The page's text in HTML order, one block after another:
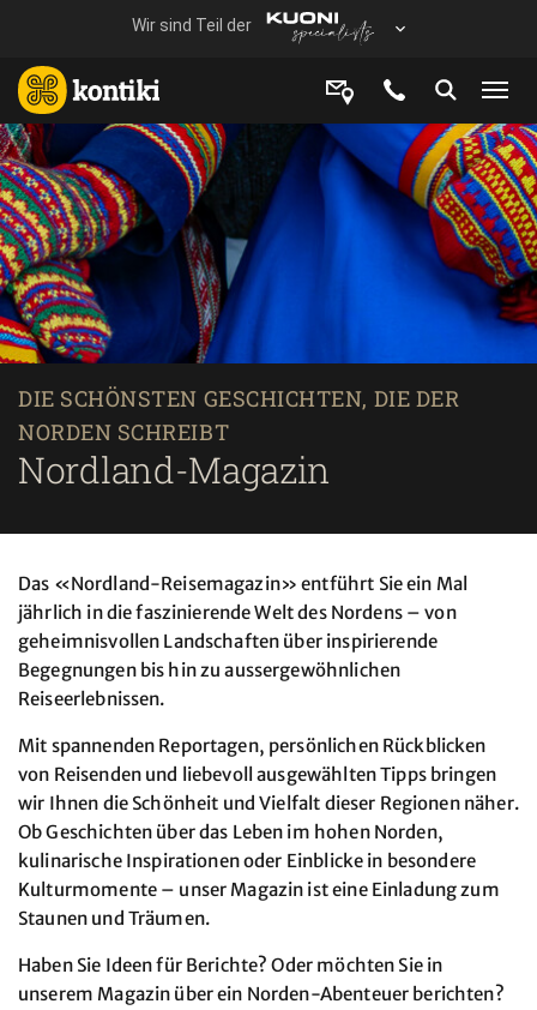
DIE SCHÖNSTEN GESCHICHTEN, DIE DER
NORDEN SCHREIBT
Nordland-Magazin
Das «Nordland-Reisemagazin» entführt Sie ein Mal
jährlich in die faszinierende Welt des Nordens – von
geheimnisvollen Landschaften über inspirierende
Begegnungen bis hin zu aussergewöhnlichen
Reiseerlebnissen.
Mit spannenden Reportagen, persönlichen Rückblicken
von Reisenden und liebevoll ausgewählten Tipps bringen
wir Ihnen die Schönheit und Vielfalt dieser Regionen näher.
Ob Geschichten über das Leben im hohen Norden,
kulinarische Inspirationen oder Einblicke in besondere
Kulturmomente – unser Magazin ist eine Einladung zum
Staunen und Träumen.
Haben Sie Ideen für Berichte? Oder möchten Sie in
unserem Magazin über ein Norden-Abenteuer berichten?